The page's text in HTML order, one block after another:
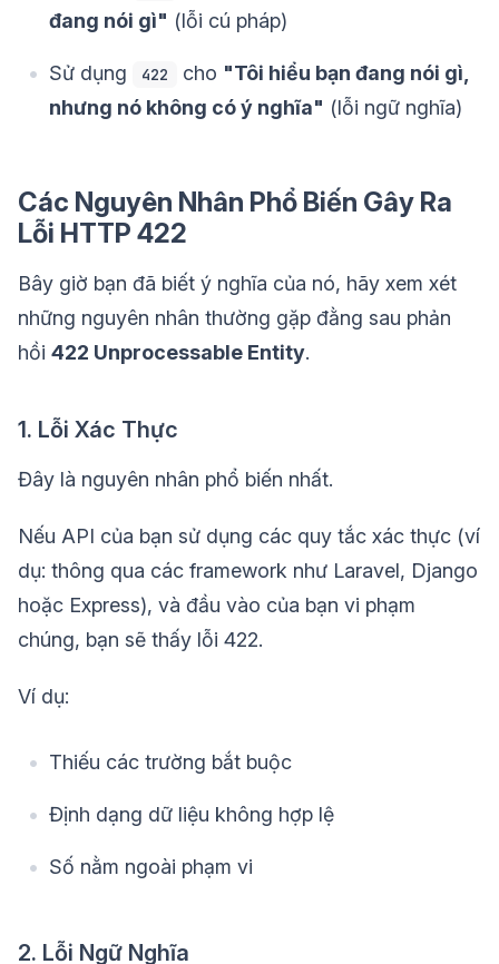
đang nói gì" (lỗi cú pháp)
Sử dụng 422 cho "Tôi hiểu bạn đang nói gì,
nhưng nó không có ý nghĩa" (lỗi ngữ nghĩa)
Các Nguyên Nhân Phổ Biến Gây Ra
Lỗi HTTP 422
Bây giờ bạn đã biết ý nghĩa của nó, hãy xem xét
những nguyên nhân thường gặp đằng sau phản
hồi 422 Unprocessable Entity.
1. Lỗi Xác Thực
Đây là nguyên nhân phổ biến nhất.
Nếu API của bạn sử dụng các quy tắc xác thực (ví
dụ: thông qua các framework như Laravel, Django
hoặc Express), và đầu vào của bạn vi phạm
chúng, bạn sẽ thấy lỗi 422.
Ví dụ:
Thiếu các trường bắt buộc
Định dạng dữ liệu không hợp lệ
Số nằm ngoài phạm vi
2. Lỗi Ngữ Nghĩa